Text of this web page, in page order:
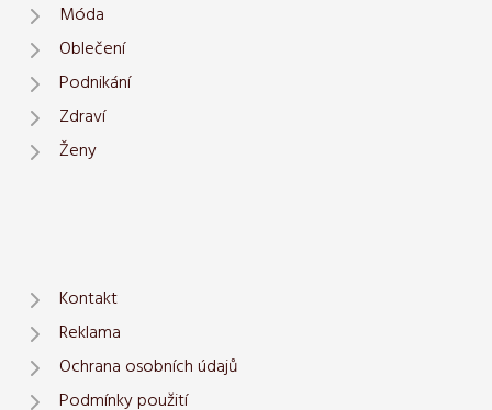
Móda
Oblečení
Podnikání
Zdraví
Ženy
Kontakt
Reklama
Ochrana osobních údajů
Podmínky použití